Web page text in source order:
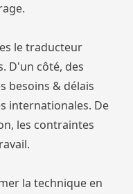
le traducteur
D'un côté, des
besoins & délais
internationales. De
les contraintes
la technique en